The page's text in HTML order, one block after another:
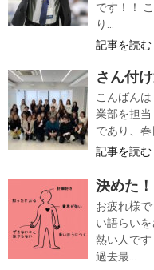
です！！
り...
記事を読む
さん付
こんばん
業部を担
であり、春
記事を読む
決めた！
お疲れ様
い語らいを
熱い人です
過去最...